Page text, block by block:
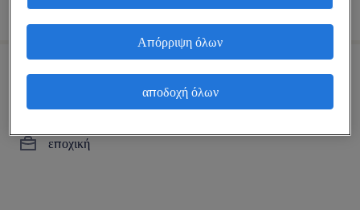
δημοσιεύτηκε 31 ιουλίου 2026
εργάτης συσκευασίας
εποχική
Απόρριψη όλων
αποδοχή όλων